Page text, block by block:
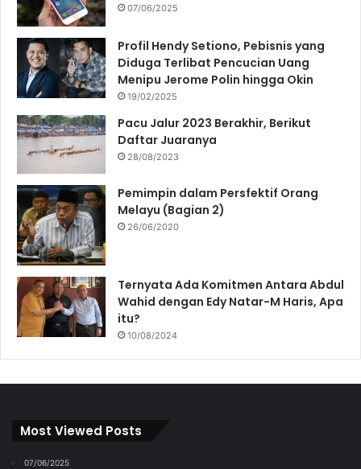
07/06/2025
Profil Hendy Setiono, Pebisnis yang
Diduga Terlibat Pencucian Uang
Menipu Jerome Polin hingga Okin
19/02/2025
Pacu Jalur 2023 Berakhir, Berikut
Daftar Juaranya
28/08/2023
Pemimpin dalam Persfektif Orang
Melayu (Bagian 2)
26/06/2020
Ternyata Ada Komitmen Antara Abdul
Wahid dengan Edy Natar-M Haris, Apa
itu?
10/08/2024
Most Viewed Posts
07/06/2025